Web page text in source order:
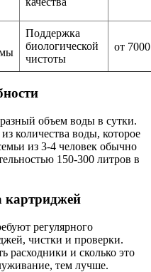
Поддержка
биологической
чистоты
от
объем воды в сутки.
количества воды, которое
из 3-4 человек обычно
150-300 литров в
картриджей
регулярного
чистки и проверки.
расходники и сколько это
тем лучше.